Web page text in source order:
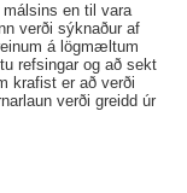
en til vara
verði sýknaður af
á lögmæltum
refsingar og að sekt
krafist er að verði
verði greidd úr